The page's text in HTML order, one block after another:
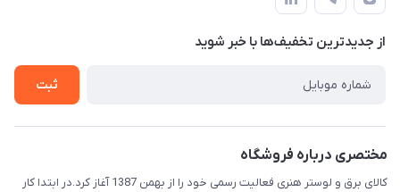
لیست محصولات
درباره ما
سوالات متداول
قوانین و مقررات
حریم خصوصی
از جدید‌ترین تخفیف‌ها با‌ خبر شوید
ثبت
مختصری درباره فروشگاه
کالای برق و لوستر هنری فعالیت رسمی خود را از بهمن 1387 آغاز کرد.در ابتدا کار